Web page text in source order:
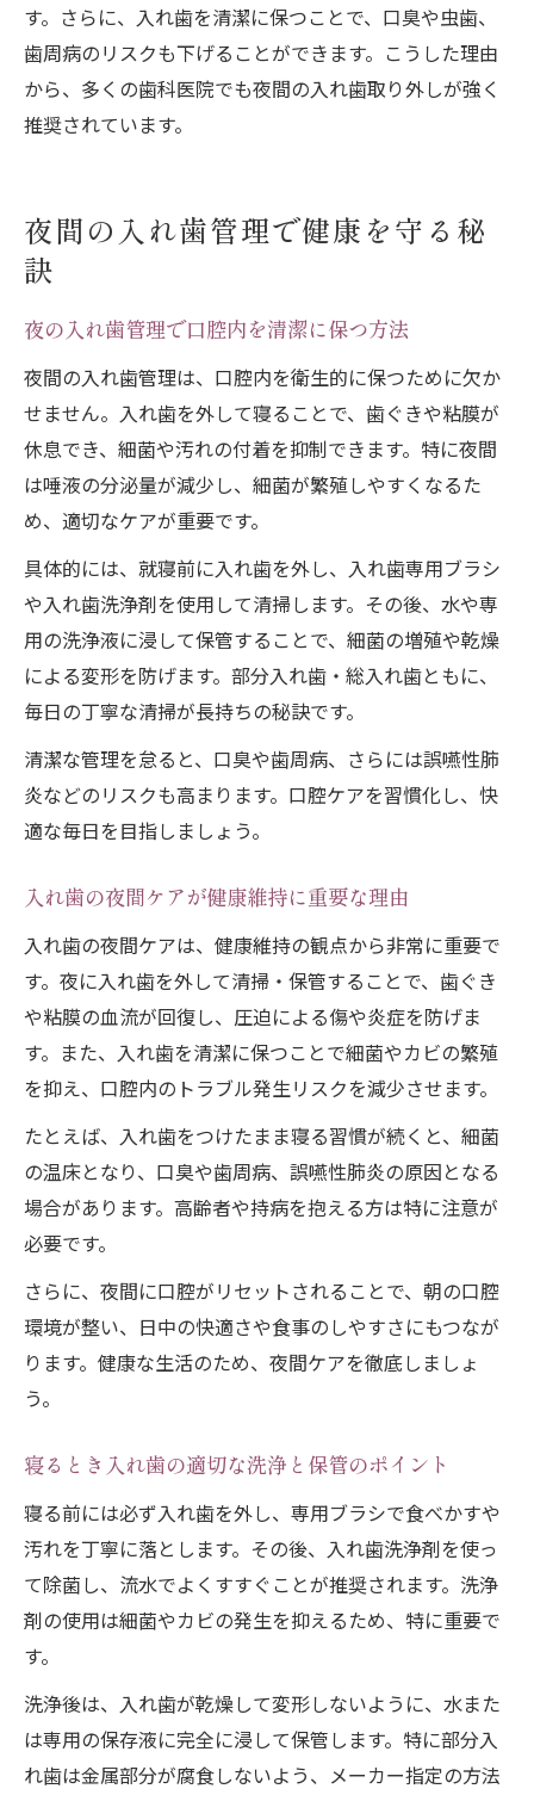
す。さらに、入れ歯を清潔に保つことで、口臭や虫歯、
歯周病のリスクも下げることができます。こうした理由
から、多くの歯科医院でも夜間の入れ歯取り外しが強く
推奨されています。
夜間の入れ歯管理で健康を守る秘
訣
夜の入れ歯管理で口腔内を清潔に保つ方法
夜間の入れ歯管理は、口腔内を衛生的に保つために欠か
せません。入れ歯を外して寝ることで、歯ぐきや粘膜が
休息でき、細菌や汚れの付着を抑制できます。特に夜間
は唾液の分泌量が減少し、細菌が繁殖しやすくなるた
め、適切なケアが重要です。
具体的には、就寝前に入れ歯を外し、入れ歯専用ブラシ
や入れ歯洗浄剤を使用して清掃します。その後、水や専
用の洗浄液に浸して保管することで、細菌の増殖や乾燥
による変形を防げます。部分入れ歯・総入れ歯ともに、
毎日の丁寧な清掃が長持ちの秘訣です。
清潔な管理を怠ると、口臭や歯周病、さらには誤嚥性肺
炎などのリスクも高まります。口腔ケアを習慣化し、快
適な毎日を目指しましょう。
入れ歯の夜間ケアが健康維持に重要な理由
入れ歯の夜間ケアは、健康維持の観点から非常に重要で
す。夜に入れ歯を外して清掃・保管することで、歯ぐき
や粘膜の血流が回復し、圧迫による傷や炎症を防げま
す。また、入れ歯を清潔に保つことで細菌やカビの繁殖
を抑え、口腔内のトラブル発生リスクを減少させます。
たとえば、入れ歯をつけたまま寝る習慣が続くと、細菌
の温床となり、口臭や歯周病、誤嚥性肺炎の原因となる
場合があります。高齢者や持病を抱える方は特に注意が
必要です。
さらに、夜間に口腔がリセットされることで、朝の口腔
環境が整い、日中の快適さや食事のしやすさにもつなが
ります。健康な生活のため、夜間ケアを徹底しましょ
う。
寝るとき入れ歯の適切な洗浄と保管のポイント
寝る前には必ず入れ歯を外し、専用ブラシで食べかすや
汚れを丁寧に落とします。その後、入れ歯洗浄剤を使っ
て除菌し、流水でよくすすぐことが推奨されます。洗浄
剤の使用は細菌やカビの発生を抑えるため、特に重要で
す。
洗浄後は、入れ歯が乾燥して変形しないように、水また
は専用の保存液に完全に浸して保管します。特に部分入
れ歯は金属部分が腐食しないよう、メーカー指定の方法